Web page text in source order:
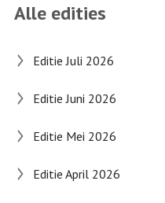
Alle edities
Editie Juli 2026
Editie Juni 2026
Editie Mei 2026
Editie April 2026